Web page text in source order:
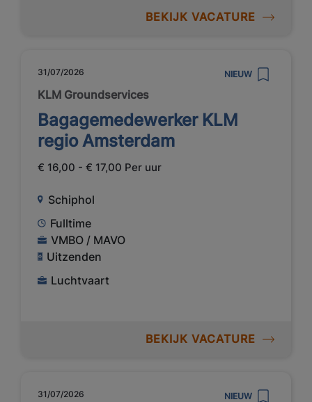
BEKIJK VACATURE
31/07/2026 NIEUW
KLM Groundservices
Bagagemedewerker KLM
regio Amsterdam
€ 16,00 - € 17,00 Per uur
Schiphol
Fulltime
VMBO / MAVO
Uitzenden
Luchtvaart
BEKIJK VACATURE
31/07/2026 NIEUW